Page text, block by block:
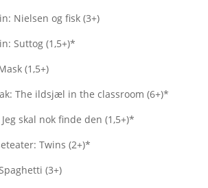
Nielsen og fisk (3+)
Suttog (1,5+)*
(1,5+)
The ildsjæl in the classroom (6+)*
skal nok finde den (1,5+)*
Twins (2+)*
(3+)